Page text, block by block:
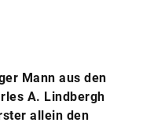
Mann aus den
A. Lindbergh
allein den